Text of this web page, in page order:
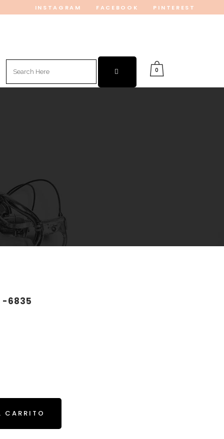
INSTAGRAM FACEBOOK PINTEREST
Search
for:
0
-6835
CARRITO